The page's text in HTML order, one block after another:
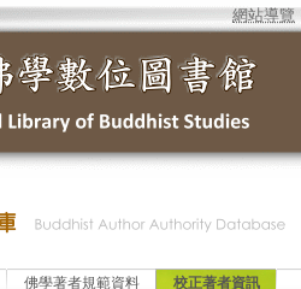
網站導覽
佛學著者規範資料 校正著者資訊